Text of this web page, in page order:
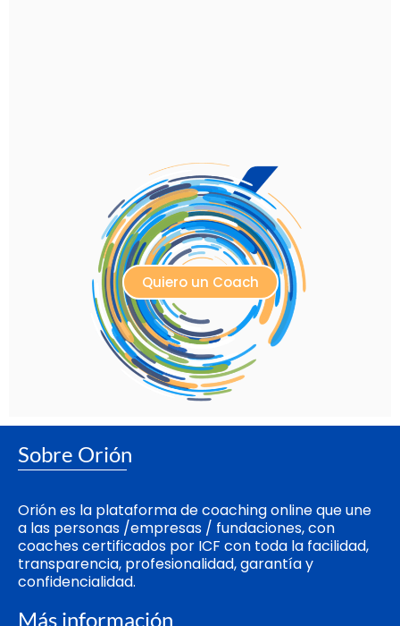
Quiero un Coach
Sobre Orión
Orión es la plataforma de coaching online que une
a las personas /empresas / fundaciones, con
coaches certificados por ICF con toda la facilidad,
transparencia, profesionalidad, garantía y
confidencialidad.
Más información